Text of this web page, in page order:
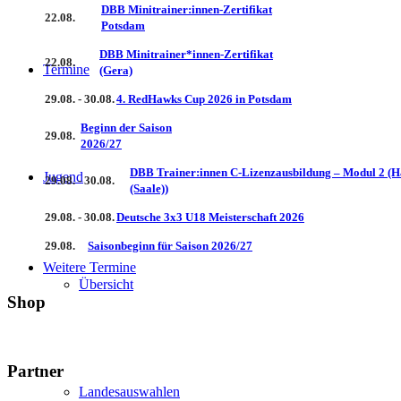
Termine
Jugend
Übersicht
Landesauswahlen
22.08.
DBB Minitrainer:innen-Zertifikat
Potsdam
22.08.
DBB Minitrainer*innen-Zertifikat
(Gera)
29.08. - 30.08.4. RedHawks Cup 2026 in Potsdam
29.08.
Beginn der Saison
2026/27
29.08. - 30.08.
DBB Trainer:innen C-Lizenzausbildung – Modul 2
(Saale))
29.08. - 30.08.Deutsche 3x3 U18 Meisterschaft 2026
29.08. Saisonbeginn für Saison 2026/27
Weitere Termine
Shop
Partner